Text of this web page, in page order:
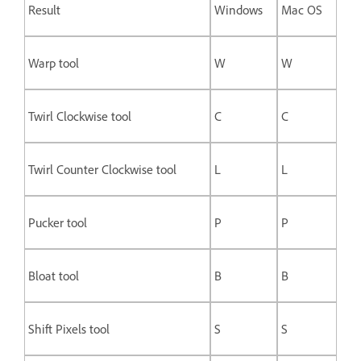
Result Windows Mac OS
Warp tool W W
Twirl Clockwise tool C C
Twirl Counter Clockwise tool L L
Pucker tool P P
Bloat tool B B
Shift Pixels tool S S